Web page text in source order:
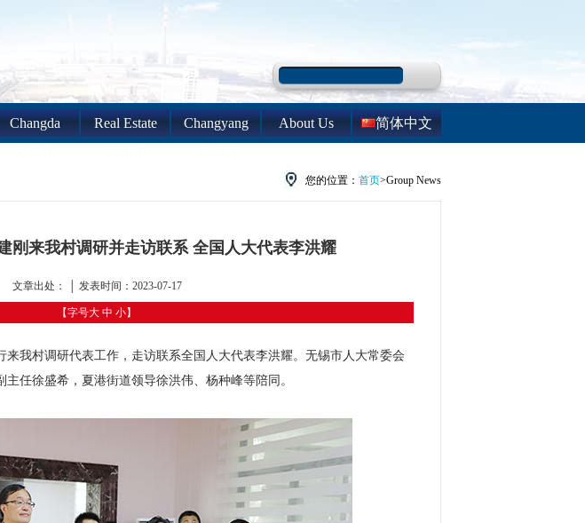
Changda
Real Estate
Changyang
About Us 简体中文
您的位置： 首页>Group News
刚来我村调研并走访联系 全国人大代表李洪耀
文章出处： │ 发表时间：2023-07-17
【字号大 中 小】
来我村调研代表工作，走访联系全国人大代表李洪耀。无锡市人大常委会
任徐盛希，夏港街道领导徐洪伟、杨种峰等陪同。